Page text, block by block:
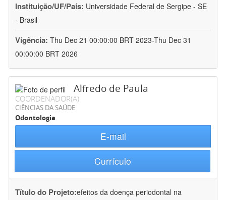
Instituição/UF/País: Universidade Federal de Sergipe - SE
- Brasil
Vigência: Thu Dec 21 00:00:00 BRT 2023-Thu Dec 31
00:00:00 BRT 2026
Alfredo de Paula
COORDENADOR(A)
CIÊNCIAS DA SAÚDE
Odontologia
E-mail
Currículo
Título do Projeto:efeitos da doença periodontal na